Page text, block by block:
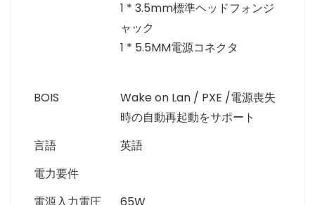
1 * 3.5mm標準ヘッドフォンジ
ャック
1 * 5.5MM電源コネクタ
BOIS
Wake on Lan / PXE /電源喪失
時の自動再起動をサポート
言語
英語
電力要件
電源入力電圧
65W